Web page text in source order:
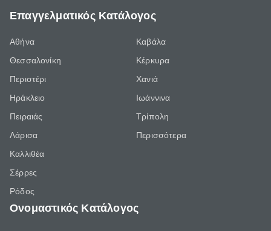
Επαγγελματικός Κατάλογος
Αθήνα
Θεσσαλονίκη
Περιστέρι
Ηράκλειο
Πειραιάς
Λάρισα
Καλλιθέα
Σέρρες
Ρόδος
Καβάλα
Κέρκυρα
Χανιά
Ιωάννινα
Τρίπολη
Περισσότερα
Ονομαστικός Κατάλογος